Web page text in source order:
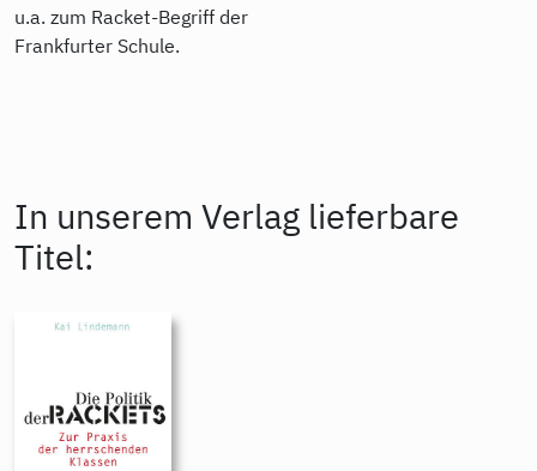
u.a. zum Racket-Begriff der
Frankfurter Schule.
In unserem Verlag lieferbare
Titel: